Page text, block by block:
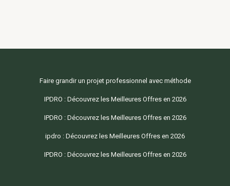
Faire grandir un projet professionnel avec méthode
IPDRO : Découvrez les Meilleures Offres en 2026
IPDRO : Découvrez les Meilleures Offres en 2026
ipdro : Découvrez les Meilleures Offres en 2026
IPDRO : Découvrez les Meilleures Offres en 2026